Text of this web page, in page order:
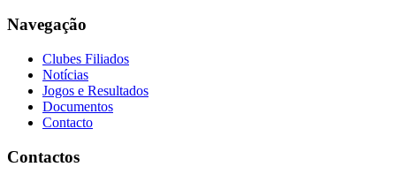
Navegação
Clubes Filiados
Notícias
Jogos e Resultados
Documentos
Contacto
Contactos